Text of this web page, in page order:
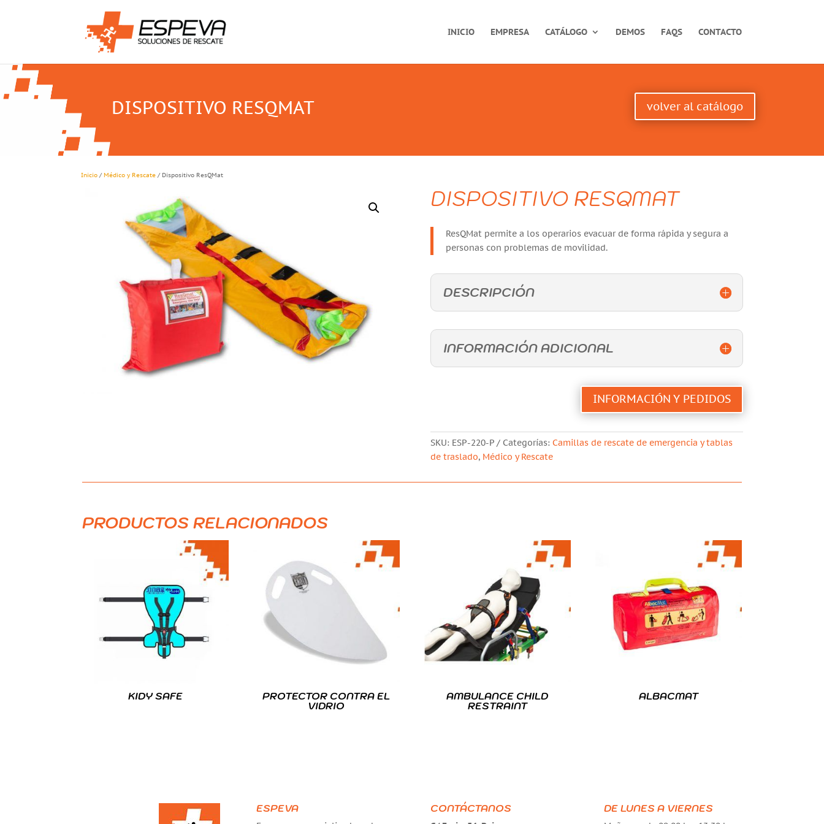
INICIO EMPRESA CATÁLOGO DEMOS FAQS CONTACTO
DISPOSITIVO RESQMAT volver al catálogo
Inicio / Médico y Rescate / Dispositivo ResQMat
DISPOSITIVO RESQMAT
ResQMat permite a los operarios evacuar de forma rápida y segura a
personas con problemas de movilidad.
DESCRIPCIÓN
INFORMACIÓN ADICIONAL
INFORMACIÓN Y PEDIDOS
SKU: ESP-220-P Categorías: Camillas de rescate de emergencia y tablas
de traslado, Médico y Rescate
PRODUCTOS RELACIONADOS
KIDY SAFE
PROTECTOR CONTRA EL
VIDRIO
AMBULANCE CHILD
RESTRAINT
ALBACMAT
ESPEVA CONTÁCTANOS DE LUNES A VIERNES